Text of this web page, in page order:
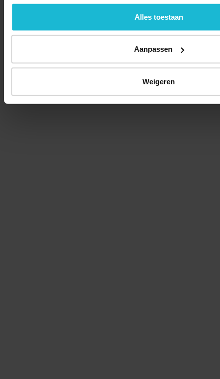
Alles toestaan
Aanpassen
Weigeren